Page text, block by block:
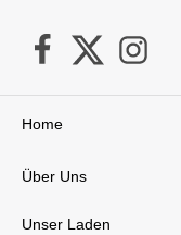
Home
Über Uns
Unser Laden